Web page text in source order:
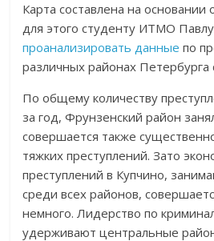
Карта составлена на основании
для этого студенту ИТМО
проанализировать данные по
различных районах Петербурга
По общему количеству
за год, Фрунзенский район
совершается также
тяжких преступлений. Зато
преступлений в Купчино,
среди всех районов,
немного. Лидерство по
удерживают центральные